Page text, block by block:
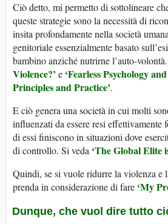
Ciò detto, mi permetto di sottolineare
queste strategie sono la necessità di
insita profondamente nella società
genitoriale essenzialmente basato
bambino anziché nutrirne l’auto-
Violence?’ e ‘Fearless Psychology
Principles and Practice’.
E ciò genera una società in cui molti
influenzati da essere resi
di essi finiscono in situazioni dove
di controllo. Si veda ‘The Global Elite
Quindi, se si vuole ridurre la violenza e
prenda in considerazione di fare ‘My
Dunque, che vuol dire tutto